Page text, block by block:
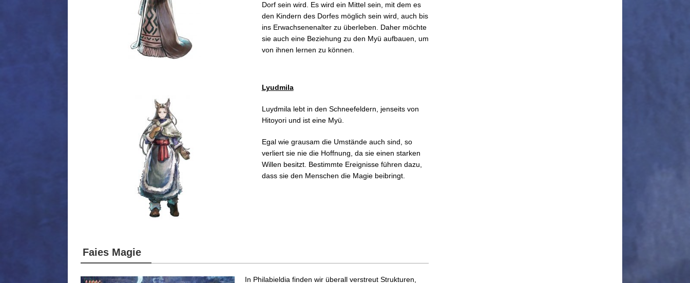
Dorf sein wird. Es wird ein Mittel sein, mit dem es
den Kindern des Dorfes möglich sein wird, auch bis
ins Erwachsenenalter zu überleben. Daher möchte
sie auch eine Beziehung zu den Myü aufbauen, um
von ihnen lernen zu können.
Lyudmila
Luydmila lebt in den Schneefeldern, jenseits von
Hitoyori und ist eine Myü.
Egal wie grausam die Umstände auch sind, so
verliert sie nie die Hoffnung, da sie einen starken
Willen besitzt. Bestimmte Ereignisse führen dazu,
dass sie den Menschen die Magie beibringt.
Faies Magie
In Philabieldia finden wir überall verstreut Strukturen,